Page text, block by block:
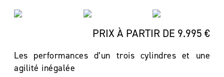
PRIX À PARTIR DE 9.995 €
Les performances d’un trois cylindres et une
agilité inégalée